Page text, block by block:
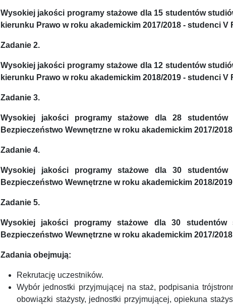
Wysokiej jakości programy stażowe dla 15 studentów
kierunku Prawo w roku akademickim 2017/2018 - studenci V
Zadanie 2.
Wysokiej jakości programy stażowe dla 12 studentów
kierunku Prawo w roku akademickim 2018/2019 - studenci V
Zadanie 3.
Wysokiej jakości programy stażowe dla 28
Bezpieczeństwo Wewnętrzne w roku akademickim 2017/
Zadanie 4.
Wysokiej jakości programy stażowe dla 30
Bezpieczeństwo Wewnętrzne w roku akademickim 2018/
Zadanie 5.
Wysokiej jakości programy stażowe dla 30
Bezpieczeństwo Wewnętrzne w roku akademickim 2017/
Zadania obejmują:
Rekrutację uczestników.
Wybór jednostki przyjmującej na staż, podpisania
obowiązki stażysty, jednostki przyjmującej, opiekuna